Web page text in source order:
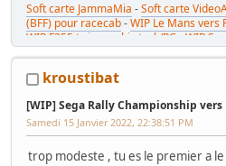
Soft carte JammaMia -Soft carte
(BFF) pour racecab-WIP Le Mans vers
WIP F355 twin combi stack/PC
WIP
kroustibat
[WIP] Sega Rally Championship vers
Samedi 15 Janvier 2022, 22:38:51 PM
trop modeste , tu es le premier a